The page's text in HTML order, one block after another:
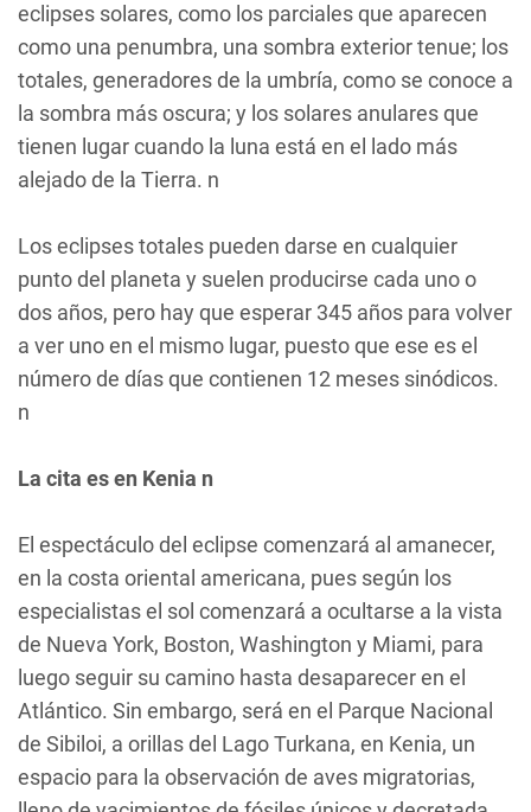
eclipses solares, como los parciales que aparecen
como una penumbra, una sombra exterior tenue; los
totales, generadores de la umbría, como se conoce a
la sombra más oscura; y los solares anulares que
tienen lugar cuando la luna está en el lado más
alejado de la Tierra. n
Los eclipses totales pueden darse en cualquier
punto del planeta y suelen producirse cada uno o
dos años, pero hay que esperar 345 años para volver
a ver uno en el mismo lugar, puesto que ese es el
número de días que contienen 12 meses sinódicos.
n
La cita es en Kenia n
El espectáculo del eclipse comenzará al amanecer,
en la costa oriental americana, pues según los
especialistas el sol comenzará a ocultarse a la vista
de Nueva York, Boston, Washington y Miami, para
luego seguir su camino hasta desaparecer en el
Atlántico. Sin embargo, será en el Parque Nacional
de Sibiloi, a orillas del Lago Turkana, en Kenia, un
espacio para la observación de aves migratorias,